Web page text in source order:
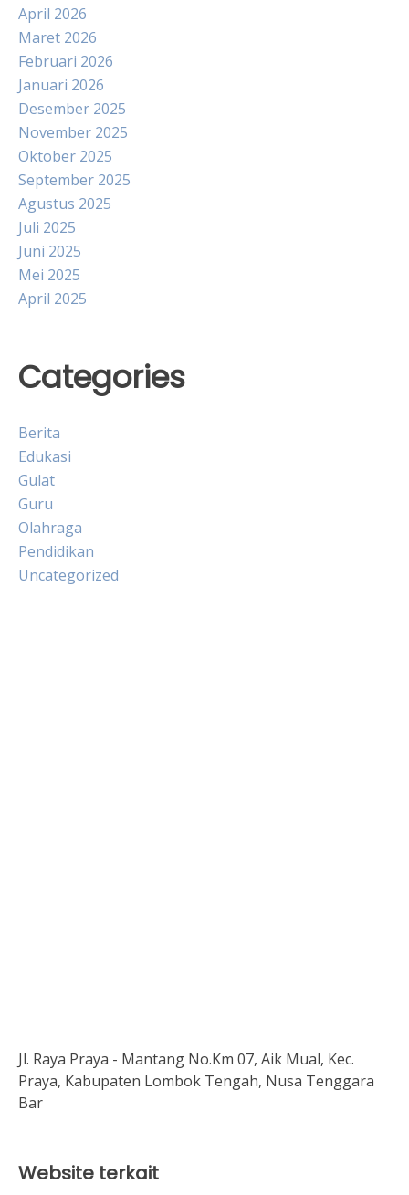
April 2026
Maret 2026
Februari 2026
Januari 2026
Desember 2025
November 2025
Oktober 2025
September 2025
Agustus 2025
Juli 2025
Juni 2025
Mei 2025
April 2025
Categories
Berita
Edukasi
Gulat
Guru
Olahraga
Pendidikan
Uncategorized
Jl. Raya Praya - Mantang No.Km 07, Aik Mual, Kec.
Praya, Kabupaten Lombok Tengah, Nusa Tenggara
Bar
Website terkait